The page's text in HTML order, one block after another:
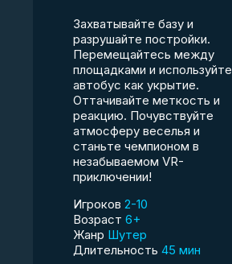
Захватывайте базу и
разрушайте постройки.
Перемещайтесь между
площадками и используйте
автобус как укрытие.
Оттачивайте меткость и
реакцию. Почувствуйте
атмосферу веселья и
станьте чемпионом в
незабываемом VR-
приключении!
Игроков 2-10
Возраст 6+
Жанр Шутер
Длительность 45 мин